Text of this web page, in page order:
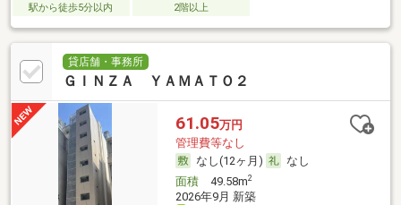
駅から徒歩5分以内 2階以上
貸店舗・事務所
ＧＩＮＺＡ ＹＡＭＡＴＯ２
61.05万円
管理費等なし
なし(12ヶ月)
なし
面積49.58m2
2026年9月 新築